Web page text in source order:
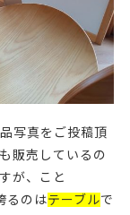
写真をご投稿頂
販売しているの
が、こと
るのはテーブルで